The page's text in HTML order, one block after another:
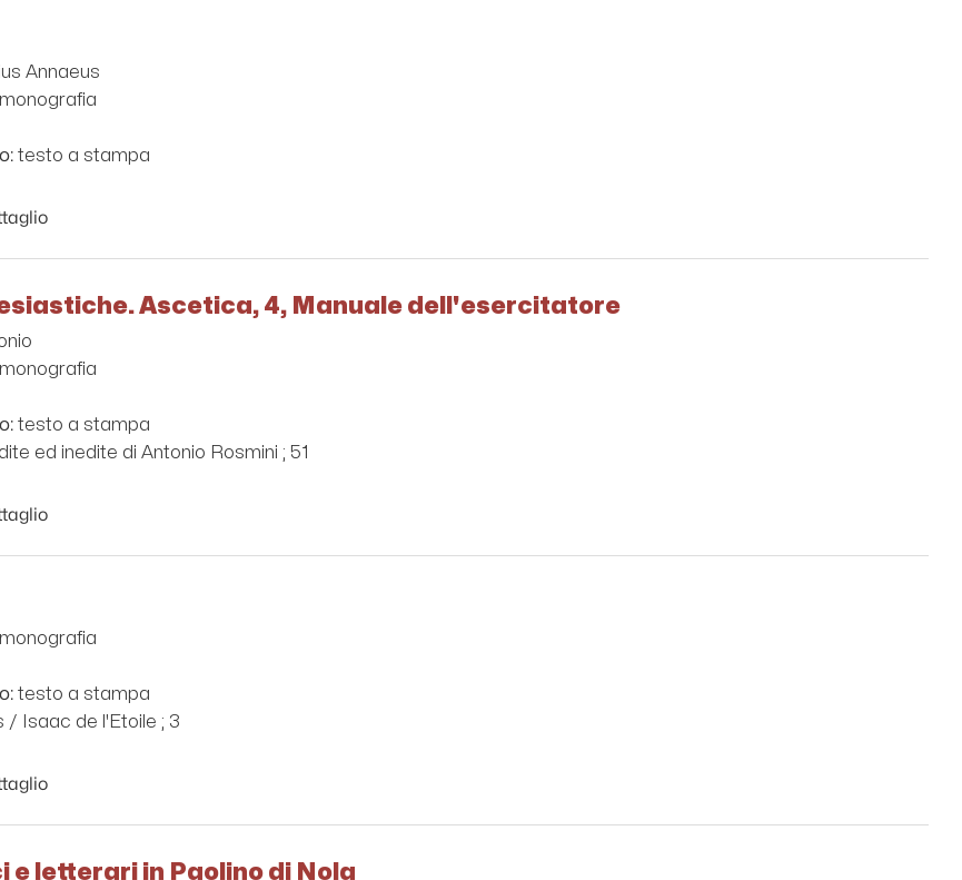
Annaeus
monografia
testo a stampa
Ascetica, 4, Manuale dell'esercitatore
monografia
testo a stampa
ed inedite di Antonio Rosmini ; 51
monografia
testo a stampa
/ Isaac de l'Etoile ; 3
e letterari in Paolino di Nola